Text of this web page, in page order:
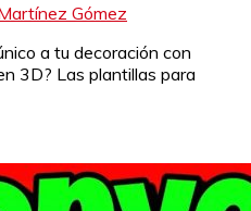
Gómez
a tu decoración con
3D? Las plantillas para